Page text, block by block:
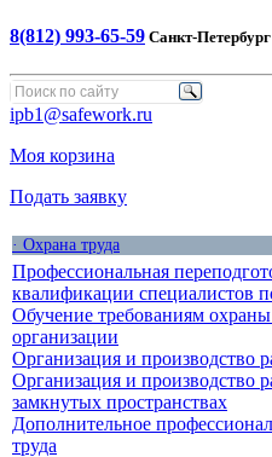
8(812) 993-65-59 Санкт-Петербург
ipb1@safework.ru
Моя корзина
Подать заявку
· Охрана труда
Профессиональная
квалификации специалистов
Обучение требованиям охраны
организации
Организация и производство
Организация и производство
замкнутых пространствах
Дополнительное
труда